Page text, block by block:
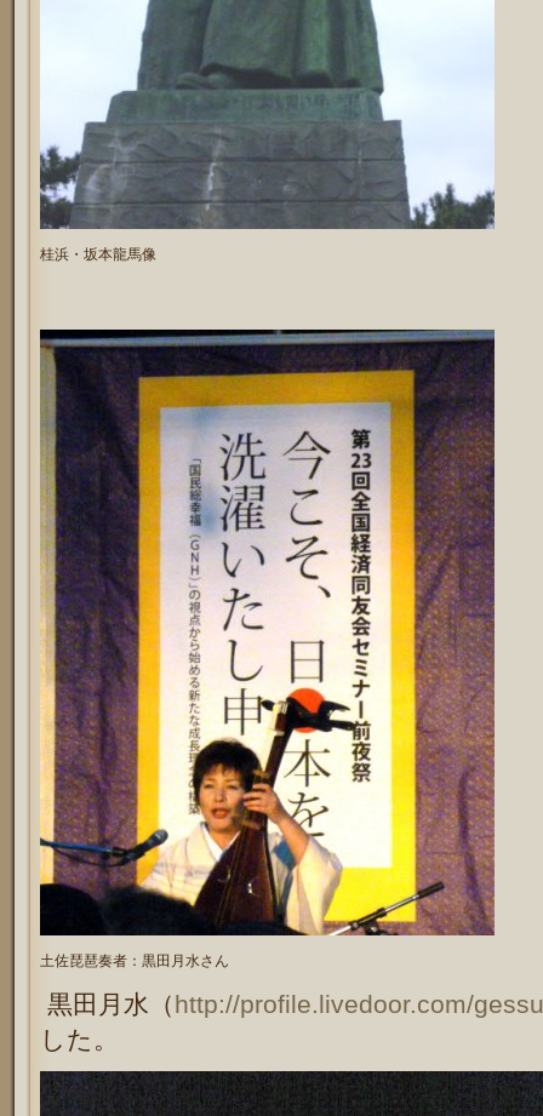
桂浜・坂本龍馬像
土佐琵琶奏者：黒田月水さん
黒田月水（http://profile.livedoor.com/
した。